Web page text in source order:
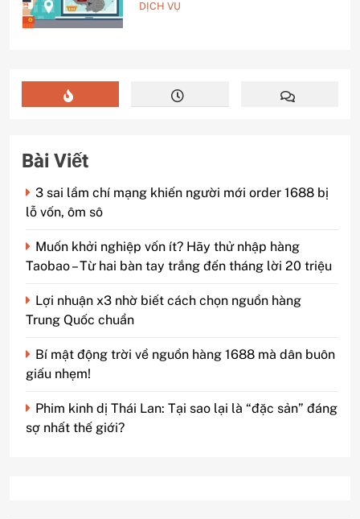
hàng không?
DỊCH VỤ
Bài Viết
3 sai lầm chí mạng khiến người mới order 1688 bị
lỗ vốn, ôm sô
Muốn khởi nghiệp vốn ít? Hãy thử nhập hàng
Taobao – Từ hai bàn tay trắng đến tháng lời 20 triệu
Lợi nhuận x3 nhờ biết cách chọn nguồn hàng
Trung Quốc chuẩn
Bí mật động trời về nguồn hàng 1688 mà dân buôn
giấu nhẹm!
Phim kinh dị Thái Lan: Tại sao lại là “đặc sản” đáng
sợ nhất thế giới?